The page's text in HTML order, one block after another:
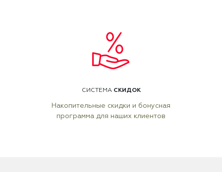
СИСТЕМА СКИДОК
Накопительные скидки и бонусная
программа для наших клиентов